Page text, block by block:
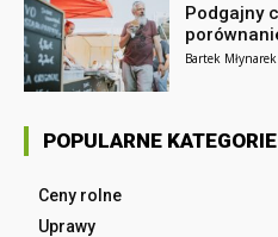
Podgajny
Bartek Młynarek
POPULARNE KATEGORIE
Ceny rolne
Uprawy